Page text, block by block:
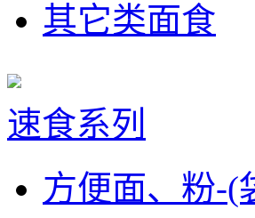
其它类面食
速食系列
方便面、粉-(